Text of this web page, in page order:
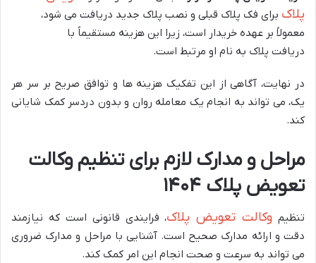
پلاک برای فک پلاک قبلی و نصب پلاک جدید دریافت می شود،
معمولاً بر عهده خریدار است، زیرا این هزینه مستقیماً با
دریافت پلاک به نام او مرتبط است.
در نهایت، آگاهی از این تفکیک هزینه ها و توافق صریح بر سر هر
یک، می تواند به انجام یک معامله روان و بدون دردسر کمک شایانی
کند.
مراحل و مدارک لازم برای تنظیم وکالت
تعویض پلاک ۱۴۰۴
تنظیم وکالت تعویض پلاک، فرایندی قانونی است که نیازمند
دقت و ارائه مدارک صحیح است. آشنایی با مراحل و مدارک ضروری
می تواند به سرعت و صحت انجام این امر کمک کند.